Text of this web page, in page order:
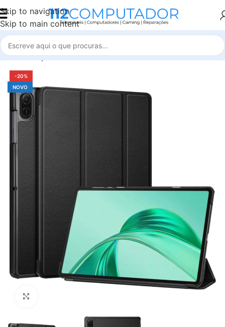
Skip to navigation
Skip to main content
Início Capas e Películas
-20%
NOVO